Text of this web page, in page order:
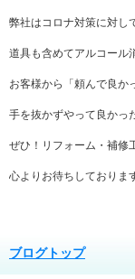
弊社はコロナ対策に対し
道具も含めてアルコール
お客様から「頼んで良か
手を抜かずやって良かっ
ぜひ！リフォーム・補修
心よりお待ちしておりま
ブログトップ